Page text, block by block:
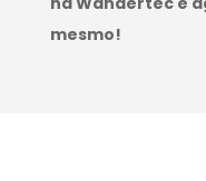
mesmo!